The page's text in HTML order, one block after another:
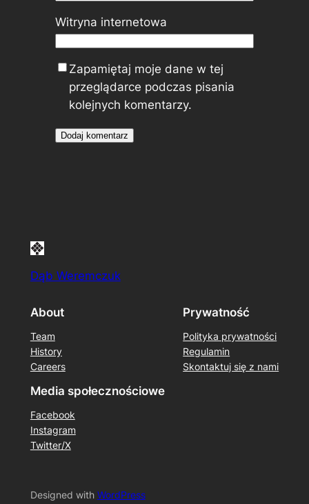
Witryna internetowa
Zapamiętaj moje dane w tej
przeglądarce podczas pisania
kolejnych komentarzy.
Dąb Weremczuk
About
Team
History
Careers
Prywatność
Polityka prywatności
Regulamin
Skontaktuj się z nami
Media społecznościowe
Facebook
Instagram
Twitter/X
Designed with WordPress